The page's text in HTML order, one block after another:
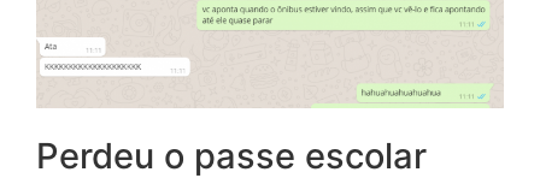
Perdeu o passe escolar